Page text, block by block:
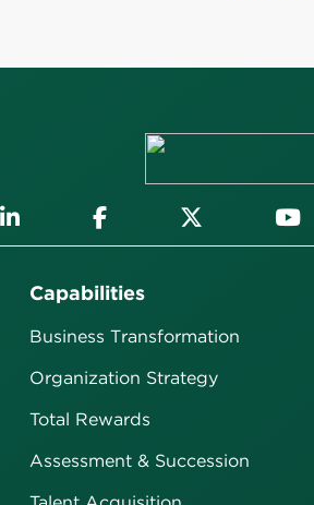
Capabilities
Business Transformation
Organization Strategy
Total Rewards
Assessment & Succession